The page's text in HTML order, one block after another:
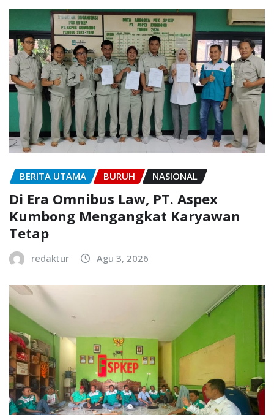
BERITA UTAMA BURUH NASIONAL
Di Era Omnibus Law, PT. Aspex
Kumbong Mengangkat Karyawan
Tetap
redaktur Agu 3, 2026